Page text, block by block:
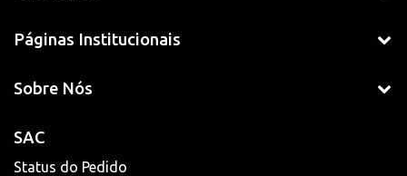
Páginas Institucionais
Sobre Nós
SAC
Status do Pedido